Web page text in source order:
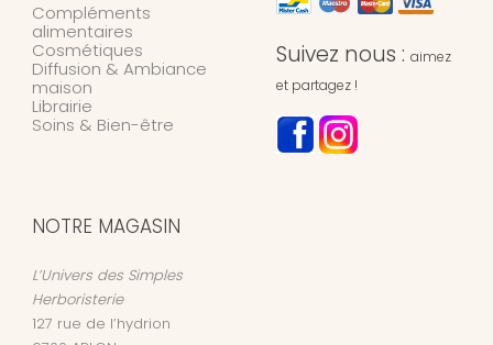
Compléments
alimentaires
Cosmétiques
Diffusion & Ambiance
maison
Librairie
Soins & Bien-être
Suivez nous : aimez
et partagez !
NOTRE MAGASIN
L’Univers des Simples
Herboristerie
127 rue de l’hydrion